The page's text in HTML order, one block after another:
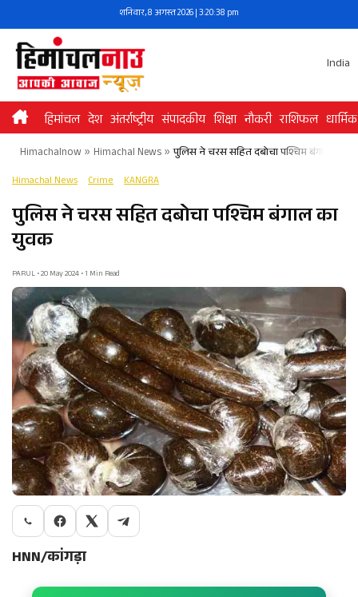
to
content
शनिवार, 8 अगस्त 2026 | 3:20:38 pm
India
हिमांचल देश अंतर्राष्ट्रीय संपादकीय शिक्षा नौकरी राशिफल धार्मिक
Himachalnow» Himachal News» पुलिस ने चरस सहित दबोचा पश्चिम बंगाल का
Himachal News Crime KANGRA
पुलिस ने चरस सहित दबोचा पश्चिम बंगाल का
युवक
PARUL • 20 May 2024 • 1 Min Read
HNN/कांगड़ा